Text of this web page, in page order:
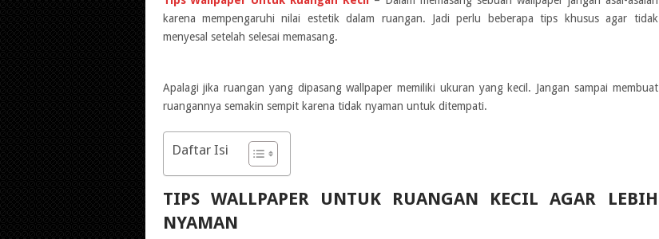
karena mempengaruhi nilai estetik dalam ruangan. Jadi perlu beberapa tips khusus agar tidak
menyesal setelah selesai memasang.
Apalagi jika ruangan yang dipasang wallpaper memiliki ukuran yang kecil. Jangan sampai membuat
ruangannya semakin sempit karena tidak nyaman untuk ditempati.
Daftar Isi
TIPS WALLPAPER UNTUK RUANGAN KECIL AGAR LEBIH
NYAMAN